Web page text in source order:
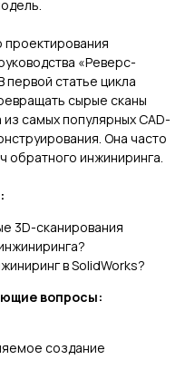
проектирования
«Реверс-
статье цикла
сырые сканы
самых популярных CAD-
Она часто
обратного инжиниринга.
3D-сканирования
в SolidWorks?
вопросы:
создание